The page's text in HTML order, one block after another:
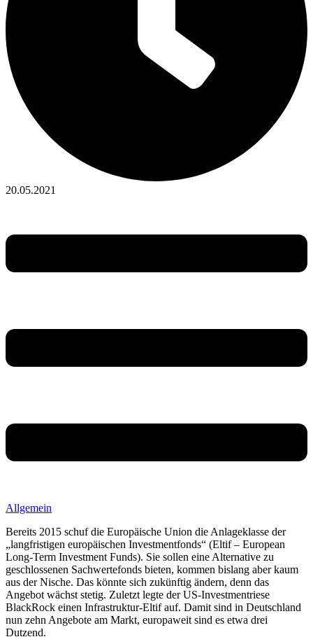
20.05.2021
Allgemein
Bereits 2015 schuf die Europäische Union die Anlageklasse der
„langfristigen europäischen Investmentfonds“ (Eltif – European
Long-Term Investment Funds). Sie sollen eine Alternative zu
geschlossenen Sachwertefonds bieten, kommen bislang aber kaum
aus der Nische. Das könnte sich zukünftig ändern, denn das
Angebot wächst stetig. Zuletzt legte der US-Investmentriese
BlackRock einen Infrastruktur-Eltif auf. Damit sind in Deutschland
nun zehn Angebote am Markt, europaweit sind es etwa drei
Dutzend.